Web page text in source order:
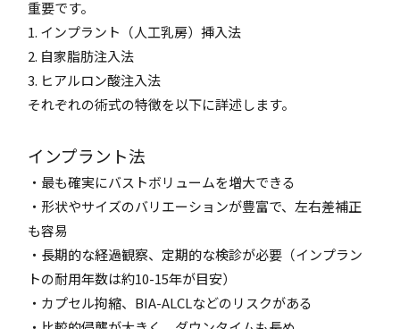
重要です。
1. インプラント（人工乳房）挿入法
2. 自家脂肪注入法
3. ヒアルロン酸注入法
それぞれの術式の特徴を以下に詳述します。
インプラント法
・最も確実にバストボリュームを増大できる
・形状やサイズのバリエーションが豊富で、左右差補正
も容易
・長期的な経過観察、定期的な検診が必要（インプラン
トの耐用年数は約10-15年が目安）
・カプセル拘縮、BIA-ALCLなどのリスクがある